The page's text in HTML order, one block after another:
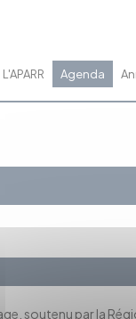
L'APARR Agenda
soutenu par la